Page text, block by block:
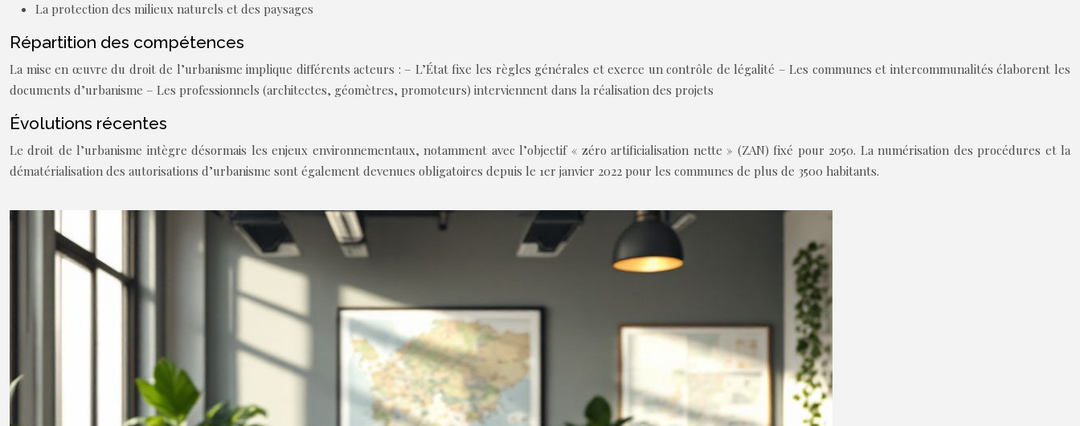
La protection des milieux naturels et des paysages
Répartition des compétences
La mise en œuvre du droit de l’urbanisme implique différents acteurs : – L’État fixe les règles générales et exerce un contrôle de légalité – Les communes et intercommunalités élaborent les
documents d’urbanisme – Les professionnels (architectes, géomètres, promoteurs) interviennent dans la réalisation des projets
Évolutions récentes
Le droit de l’urbanisme intègre désormais les enjeux environnementaux, notamment avec l’objectif « zéro artificialisation nette » (ZAN) fixé pour 2050. La numérisation des procédures et la
dématérialisation des autorisations d’urbanisme sont également devenues obligatoires depuis le 1er janvier 2022 pour les communes de plus de 3500 habitants.